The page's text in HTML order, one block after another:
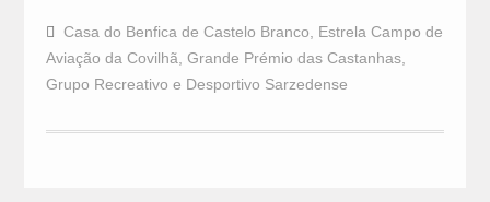
Casa do Benfica de Castelo Branco, Estrela Campo de
Aviação da Covilhã, Grande Prémio das Castanhas,
Grupo Recreativo e Desportivo Sarzedense